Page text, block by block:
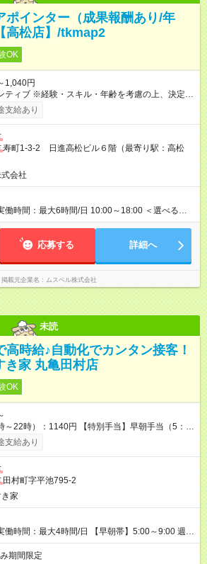
ポインター（成果報酬あり/年
高松店】/tkmap2
OK
1,040円
ティブ ※経験・スキル・年齢を考慮の上、決定し
目の女性パートさんが、時給に加えて、月7万円
た報酬制度が導入されています。 ※試用期間は3
は有期契約です。そのほかの条件に変更はあり
与に、本採用時と異なる部分があります。 雇用
（契約社員） 給与：本採用時と同じです。 ※試
で、その間は有期契約です。そのほかの条件に変
。 ※月所定労働時間が110時間未満の方は試用期
支給あり
寿町1-3-2 日進高松ビル６階（最寄り駅：高松
会社
間：最大6時間/日 10:00～18:00 ＜選べるシ
～16:00 (2)10:00～17:00 (3)10:00～18:00 ◎
） ◎原則定時退社／残業はほとんどありませ
応募する 詳細へ
掲載元企業名 ムスベル株式会社
未読
高時給♪自動化でカンタン接客！
き家 丸亀田村店
OK
円 【特別手当】早朝手当（5：
試用期間あり 試用期間の
用形態、給与は本採用時と同じです。 試用期間
ます。 研修制度あり：15時間(研修中も同時給）
支給あり
田村町字平池795-2
家
働時間：最大4時間/日 【早朝帯】5:00～9:00 週2
OK◎ 勤務時間や曜日はご相談ください。
期間限定